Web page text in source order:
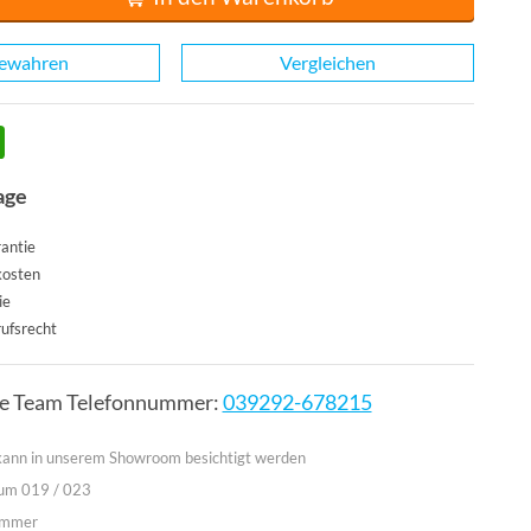
Vergleichen
Team Telefonnummer:039292-678215
in unserem Showroom besichtigt werden
019 / 023